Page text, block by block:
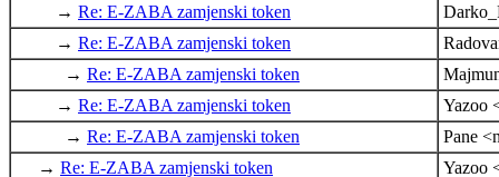
→ Re: E-ZABA zamjenski token
→ Re: E-ZABA zamjenski token
→ Re: E-ZABA zamjenski token
→ Re: E-ZABA zamjenski token
Yazoo
→ Re: E-ZABA zamjenski token
Pane
→ Re: E-ZABA zamjenski token
Yazoo